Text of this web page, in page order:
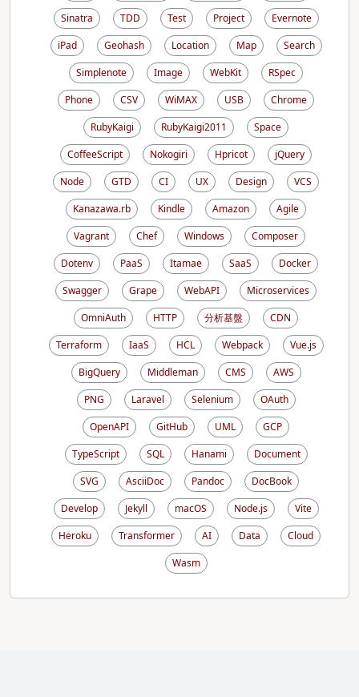
Sinatra
TDD Test Project
Evernote
iPad
Geohash Location Map
Search
Simplenote
Image WebKit
RSpec
Phone
CSV WiMAX USB
Chrome
RubyKaigi
RubyKaigi2011
Space
CoffeeScript
Nokogiri Hpricot
jQuery
Node
GTD CI UX Design
VCS
Kanazawa.rb
Kindle Amazon
Agile
Vagrant
Chef Windows
Composer
Dotenv
PaaS Itamae SaaS
Docker
Swagger
Grape WebAPI
Microservices
OmniAuth
HTTP 分析基盤
CDN
Terraform
IaaS HCL Webpack
Vue.js
BigQuery
Middleman CMS
AWS
PNG
Laravel Selenium
OAuth
OpenAPI
GitHub UML
GCP
TypeScript
SQL Hanami
Document
SVG
AsciiDoc Pandoc
DocBook
Develop
Jekyll macOS Node.js
Vite
Heroku
Transformer AI Data
Cloud
Wasm